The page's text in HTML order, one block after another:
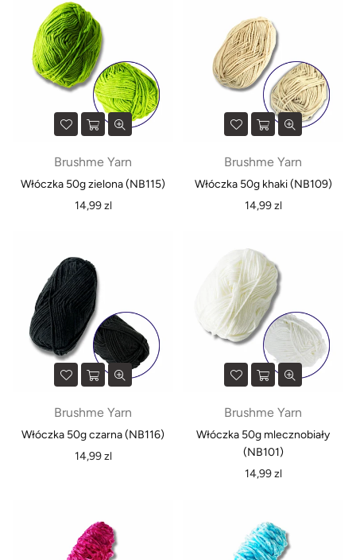
Brushme Yarn
Włóczka 50g zielona (NB115)
Normalna
14,99 zl
Brushme Yarn
Włóczka 50g khaki (NB109)
Normalna
14,99 zl
Brushme Yarn
Włóczka 50g czarna (NB116)
Normalna
14,99 zl
Brushme Yarn
Włóczka 50g mlecznobiały
(NB101)
Normalna
14,99 zl